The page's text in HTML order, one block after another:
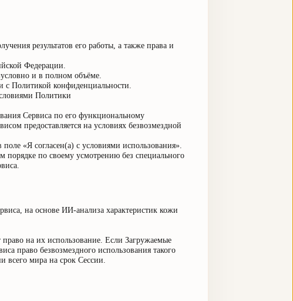
результатов его работы, а также права и
Федерации.
и в полном объёме.
с Политикой конфиденциальности.
Политики
Сервиса по его функциональному
предоставляется на условиях безвозмездной
«Я согласен(а) с условиями использования».
порядке по своему усмотрению без специального
на основе ИИ-анализа характеристик кожи
право на их использование. Если Загружаемые
право безвозмездного использования такого
всего мира на срок Сессии.